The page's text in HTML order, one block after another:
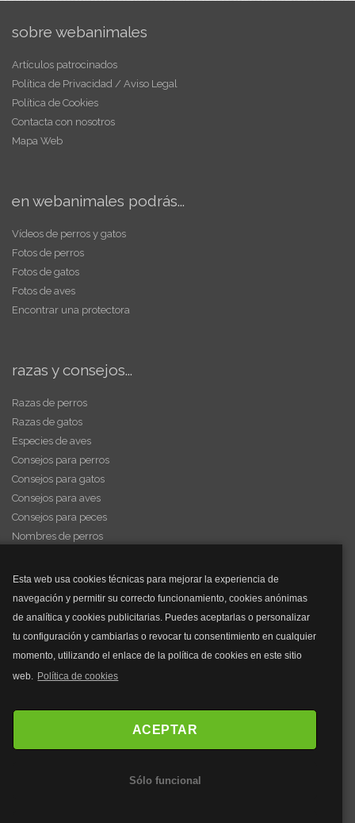
Esta web usa cookies técnicas para mejorar la experiencia de
navegación y permitir su correcto funcionamiento, cookies anónimas
de analítica y cookies publicitarias. Puedes aceptarlas o personalizar
tu configuración y cambiarlas o revocar tu consentimiento en cualquier
momento, utilizando el enlace de la política de cookies en este sitio
web. Política de cookies
ACEPTAR
Sólo funcional
sobre webanimales
Artículos patrocinados
Política de Privacidad / Aviso Legal
Política de Cookies
Contacta con nosotros
Mapa Web
en webanimales podrás...
Vídeos de perros y gatos
Fotos de perros
Fotos de gatos
Fotos de aves
Encontrar una protectora
razas y consejos...
Razas de perros
Razas de gatos
Especies de aves
Consejos para perros
Consejos para gatos
Consejos para aves
Consejos para peces
Nombres de perros
y mucho más...